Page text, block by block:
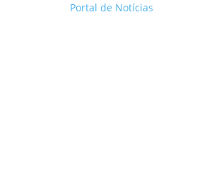
Portal de Notícias